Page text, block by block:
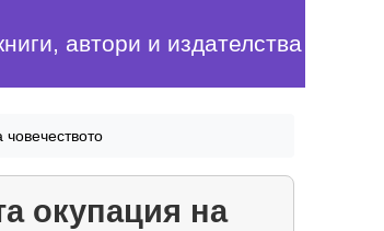
автори и издателства
окупация на